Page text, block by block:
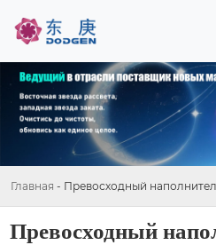
Главная - Превосходный
Превосходный